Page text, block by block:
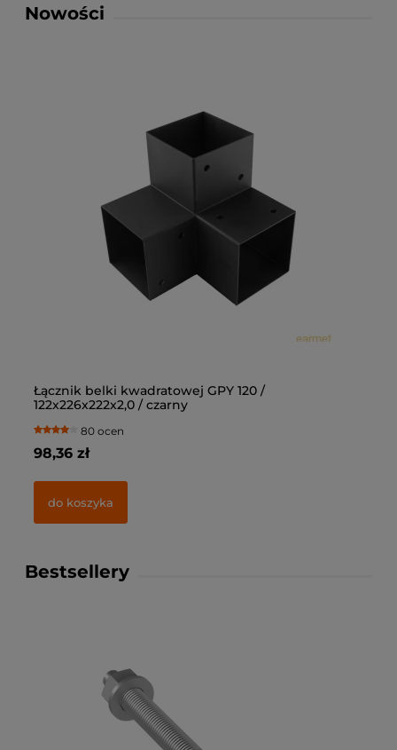
Nowości
Łącznik belki kwadratowej GPY 120 /
122x226x222x2,0 / czarny
80 ocen
98,36 zł
do koszyka
Bestsellery